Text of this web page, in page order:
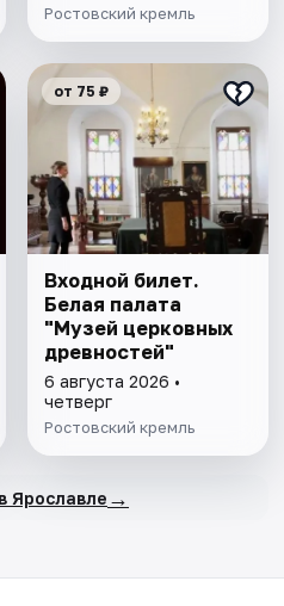
Ростовский кремль
от 75 ₽
Входной билет.
Белая палата
"Музей церковных
древностей"
6 августа 2026 •
четверг
Ростовский кремль
Ярославле →